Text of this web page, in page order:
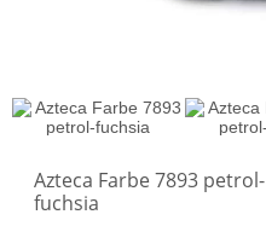
Azteca Farbe 7893 petrol-
fuchsia